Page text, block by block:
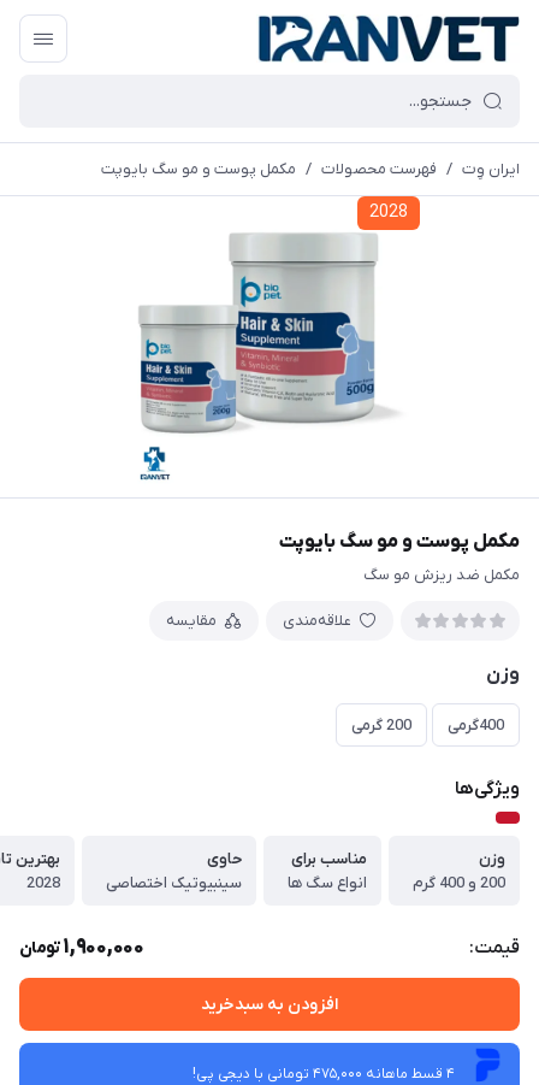
ایران وِت / فهرست محصولات / مکمل پوست و مو سگ بایوپت
2028
مکمل پوست و مو سگ بایوپت
مکمل ضد ریزش مو سگ
علاقه‌مندی مقایسه
وزن
400گرمی 200 گرمی
ویژگی‌ها
وزن
200 و 400 گرم
مناسب برای
انواع سگ ها
حاوی
سینبیوتیک اختصاصی
بهترین
2028
قیمت: 1,900,000تومان
افزودن به سبدخرید
4 قسط ماهانه 475,000 تومانی با دیجی ‌پی!